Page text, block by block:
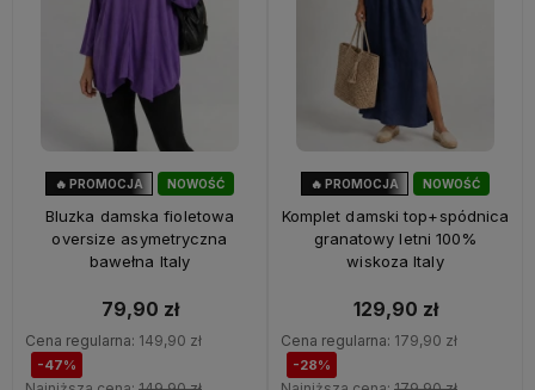
NOWOŚĆ
🔥 PROMOCJA
Bluzka damska fioletowa
oversize asymetryczna
bawełna Italy
79,90 zł
Cena regularna: 149,90 zł
-47%
NOWOŚĆ
🔥 PROMOCJA
Komplet damski top+spódnica
granatowy letni 100%
wiskoza Italy
129,90 zł
Cena regularna: 179,90 zł
-28%